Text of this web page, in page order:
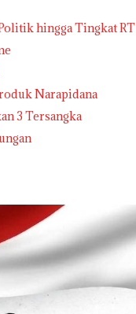
hingga Tingkat RT
Narapidana
3 Tersangka